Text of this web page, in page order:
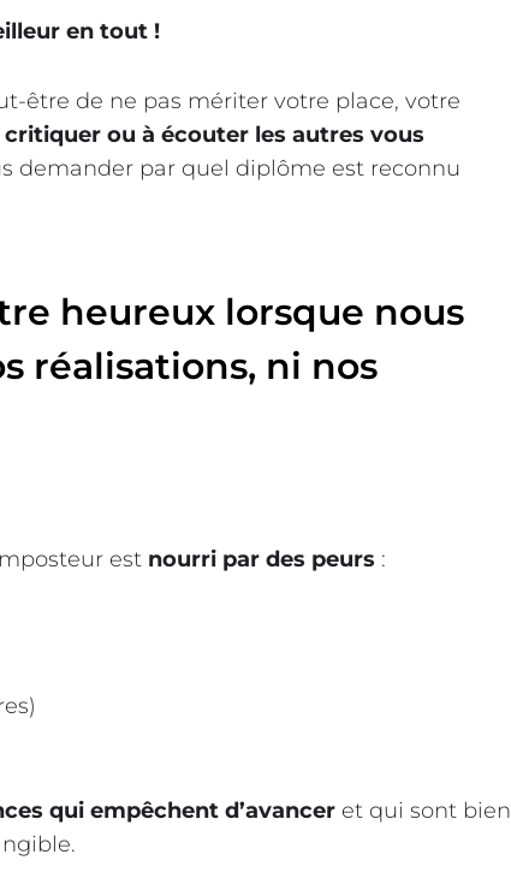
en tout !
être de ne pas mériter votre place, votre
ou à écouter les autres vous
demander par quel diplôme est reconnu
heureux lorsque nous
réalisations, ni nos
est nourri par des peurs :
qui empêchent d’avancer et qui sont bien